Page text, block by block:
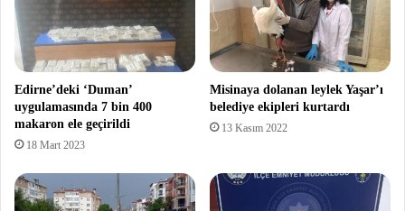
Edirne’deki ‘Duman’
uygulamasında 7 bin 400
makaron ele geçirildi
18 Mart 2023
Misinaya dolanan leylek Yaşar’ı
belediye ekipleri kurtardı
13 Kasım 2022